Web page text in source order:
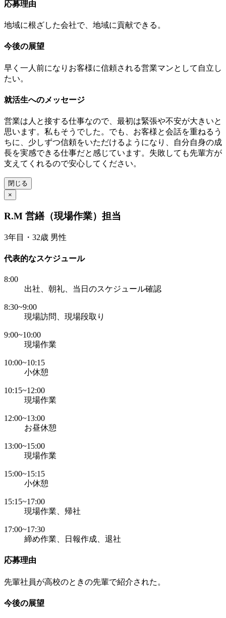
応募理由
地域に根ざした会社で、地域に貢献できる。
今後の展望
早く一人前になりお客様に信頼される営業マンとして自立し
たい。
就活生へのメッセージ
営業は人と接する仕事なので、最初は緊張や不安が大きいと
思います。私もそうでした。でも、お客様と会話を重ねるう
ちに、少しずつ信頼をいただけるようになり、自分自身の成
長を実感できる仕事だと感じています。失敗しても先輩方が
支えてくれるので安心してください。
閉じる
×
R.M 営繕（現場作業）担当
3年目・32歳 男性
代表的なスケジュール
8:00
出社、朝礼、当日のスケジュール確認
8:30~9:00
現場訪問、現場段取り
9:00~10:00
現場作業
10:00~10:15
小休憩
10:15~12:00
現場作業
12:00~13:00
お昼休憩
13:00~15:00
現場作業
15:00~15:15
小休憩
15:15~17:00
現場作業、帰社
17:00~17:30
締め作業、日報作成、退社
応募理由
先輩社員が高校のときの先輩で紹介された。
今後の展望